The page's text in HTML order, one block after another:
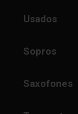
Usados
Sopros
Saxofones